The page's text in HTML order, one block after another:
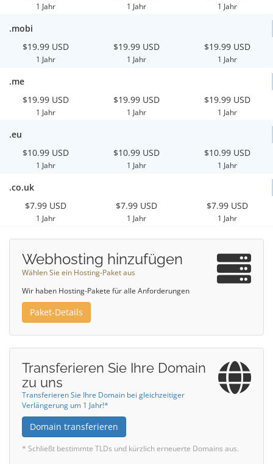
1 Jahr 1 Jahr 1 Jahr
.mobi
$19.99 USD
1 Jahr
$19.99 USD
1 Jahr
$19.99 USD
1 Jahr
.me
$19.99 USD
1 Jahr
$19.99 USD
1 Jahr
$19.99 USD
1 Jahr
.eu
$10.99 USD
1 Jahr
$10.99 USD
1 Jahr
$10.99 USD
1 Jahr
.co.uk
$7.99 USD
1 Jahr
$7.99 USD
1 Jahr
$7.99 USD
1 Jahr
Webhosting hinzufügen
Wählen Sie ein Hosting-Paket aus
Wir haben Hosting-Pakete für alle Anforderungen
Paket-Details
Transferieren Sie Ihre Domain
zu uns
Transferieren Sie Ihre Domain bei gleichzeitiger
Verlängerung um 1 Jahr!*
Domain transferieren
* Schließt bestimmte TLDs und kürzlich erneuerte Domains aus.